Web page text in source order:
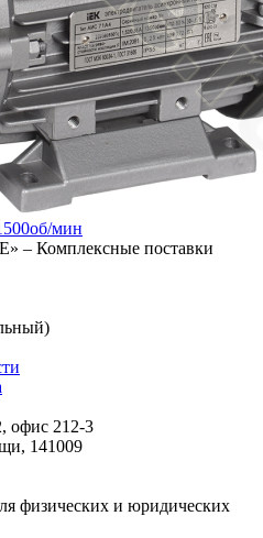
мин
– Комплексные поставки
офис 212-3
, 141009
физических и юридических